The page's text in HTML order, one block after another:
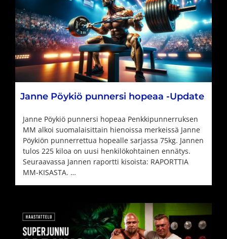
Janne Pöykiö punnersi hopeaa -Update
Janne Pöykiö punnersi hopeaa Penkkipunnerruksen
MM alkoi suomalaisittain hienoissa merkeissä Janne
Pöykiön punnerrettua hopealle sarjassa 75kg. Jannen
tulos 225 kiloa on uusi henkilökohtainen ennätys.
Seuraavassa Jannen raportti kisoista: RAPORTTIA
MM-KISASTA. …